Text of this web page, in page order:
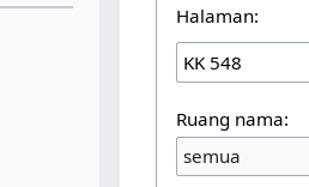
Halaman:
Ruang nama:
semua